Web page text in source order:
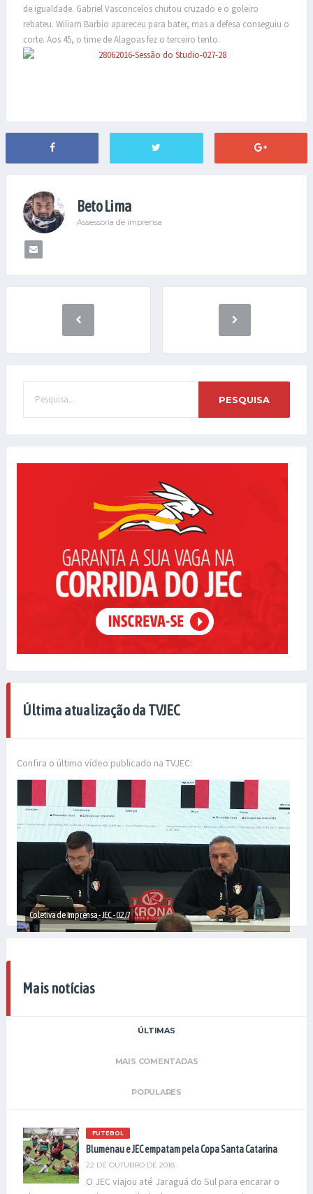
de igualdade. Gabriel Vasconcelos chutou cruzado e o goleiro
rebateu. Wiliam Barbio apareceu para bater, mas a defesa conseguiu o
corte. Aos 45, o time de Alagoas fez o terceiro tento.
Beto Lima
Assessoria de imprensa
PESQUISA
Última atualização da TVJEC
Confira o último vídeo publicado na TVJEC:
Coletiva de Imprensa - JEC - 02/7
Mais notícias
ÚLTIMAS
MAIS COMENTADAS
POPULARES
FUTEBOL
Blumenau e JEC empatam pela Copa Santa Catarina
22 DE OUTUBRO DE 2018
O JEC viajou até Jaraguá do Sul para encarar o